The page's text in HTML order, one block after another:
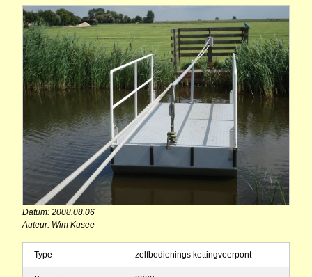
Datum: 2008.08.06
Auteur: Wim Kusee
Type zelfbedienings kettingveerpont